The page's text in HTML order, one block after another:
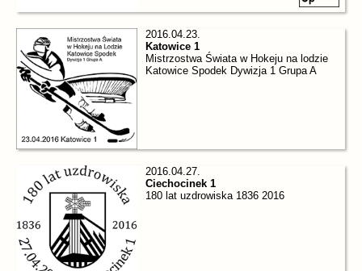
2016.04.23.
Katowice 1
Mistrzostwa Świata w Hokeju na lodzie
Katowice Spodek Dywizja 1 Grupa A
2016.04.27.
Ciechocinek 1
180 lat uzdrowiska 1836 2016